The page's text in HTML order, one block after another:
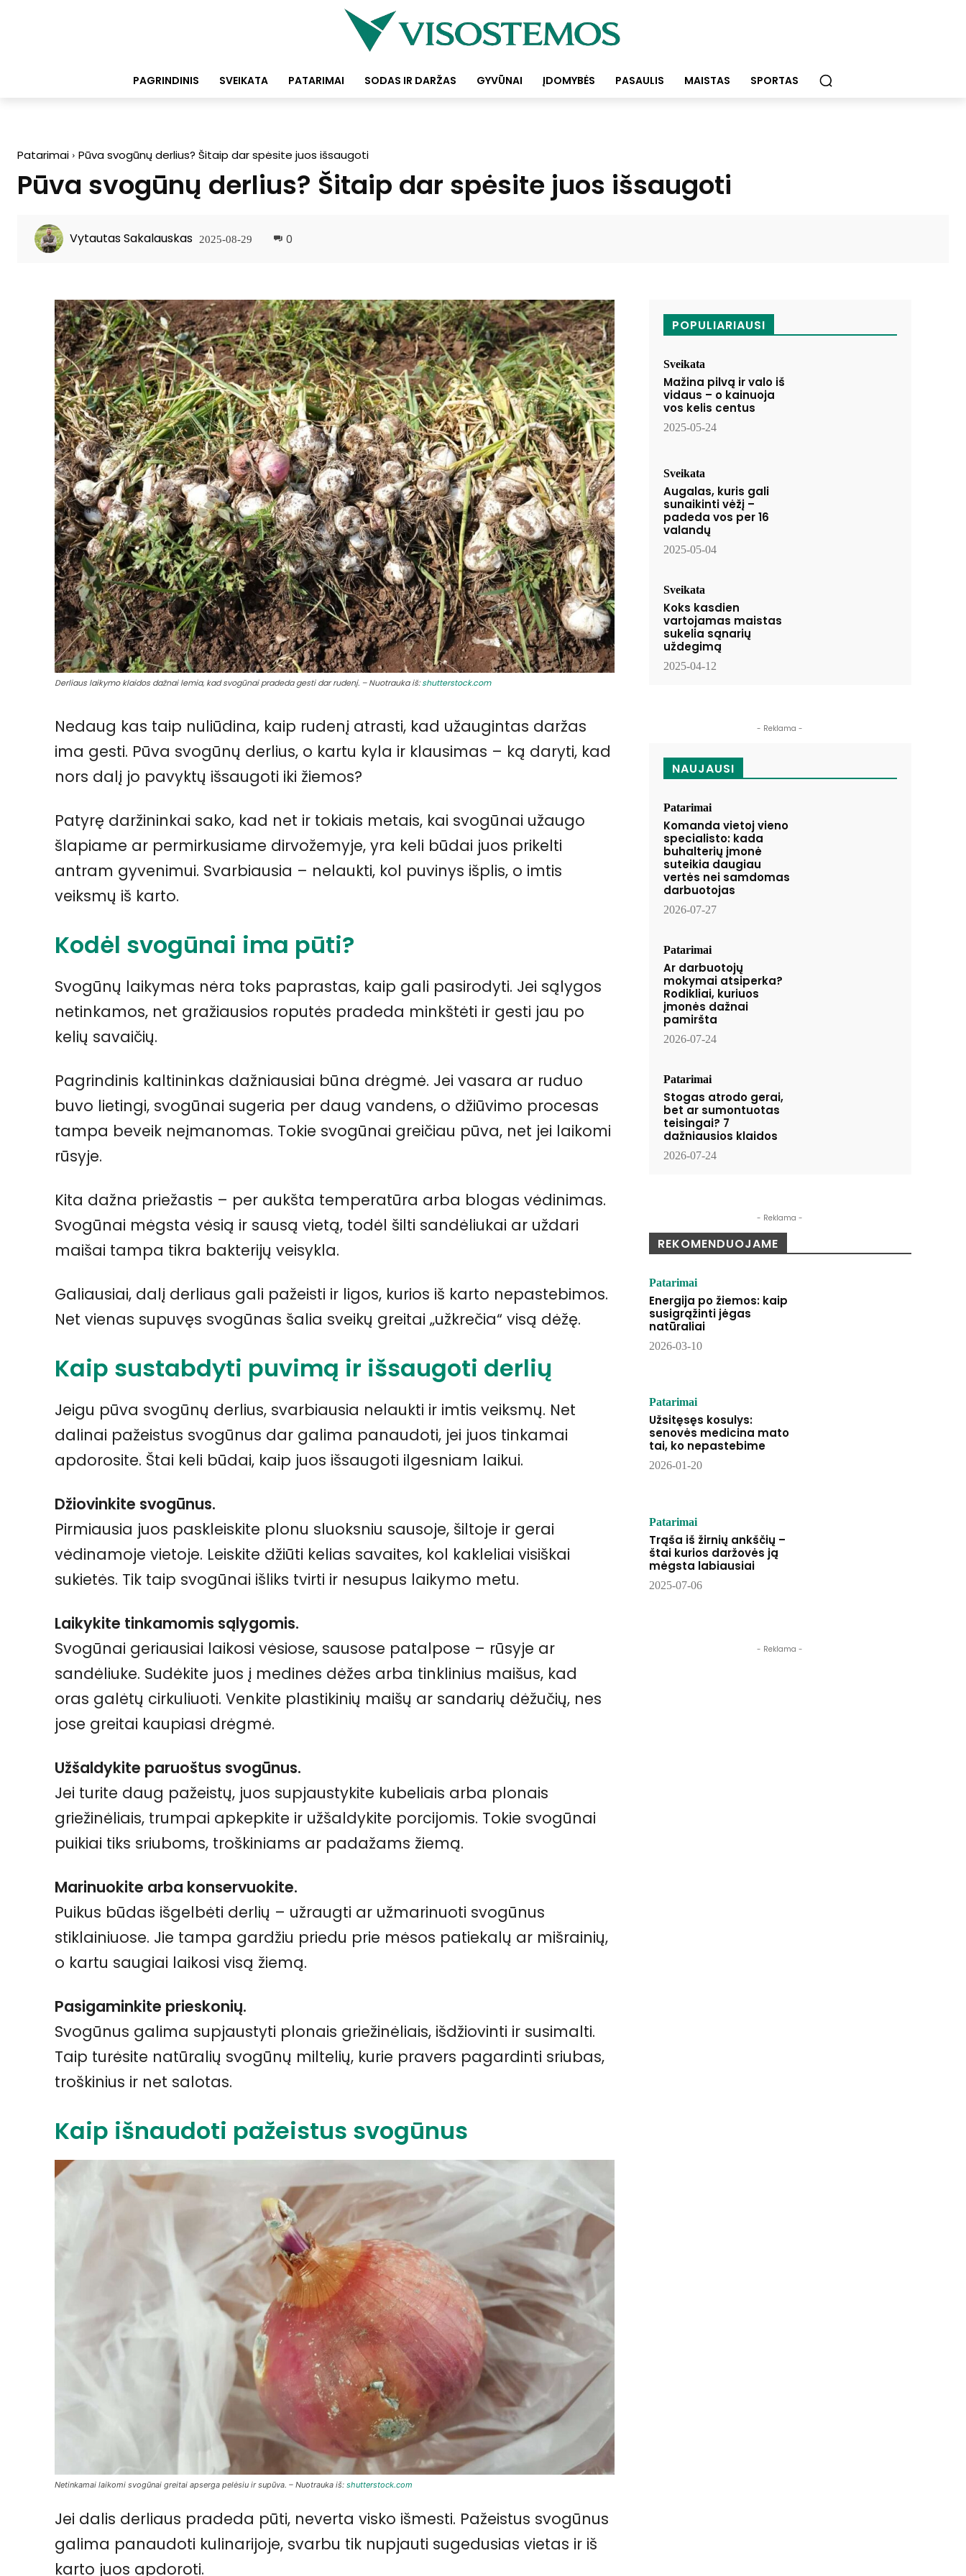
PAGRINDINIS SVEIKATA PATARIMAI SODAS IR DARŽAS GYVŪNAI ĮDOMYBĖS PASAULIS MAISTAS SPORTAS
Patarimai Pūva svogūnų derlius? Šitaip dar spėsite juos išsaugoti
Pūva svogūnų derlius? Šitaip dar spėsite juos išsaugoti
Vytautas Sakalauskas 2025-08-29 0
Derliaus laikymo klaidos dažnai lemia, kad svogūnai pradeda gesti dar rudenį. – Nuotrauka iš:shutterstock.com
Nedaug kas taip nuliūdina, kaip rudenį atrasti, kad užaugintas daržas
ima gesti. Pūva svogūnų derlius, o kartu kyla ir klausimas – ką daryti, kad
nors dalį jo pavyktų išsaugoti iki žiemos?
Patyrę daržininkai sako, kad net ir tokiais metais, kai svogūnai užaugo
šlapiame ar permirkusiame dirvožemyje, yra keli būdai juos prikelti
antram gyvenimui. Svarbiausia – nelaukti, kol puvinys išplis, o imtis
veiksmų iš karto.
Kodėl svogūnai ima pūti?
Svogūnų laikymas nėra toks paprastas, kaip gali pasirodyti. Jei sąlygos
netinkamos, net gražiausios roputės pradeda minkštėti ir gesti jau po
kelių savaičių.
Pagrindinis kaltininkas dažniausiai būna drėgmė. Jei vasara ar ruduo
buvo lietingi, svogūnai sugeria per daug vandens, o džiūvimo procesas
tampa beveik neįmanomas. Tokie svogūnai greičiau pūva, net jei laikomi
rūsyje.
Kita dažna priežastis – per aukšta temperatūra arba blogas vėdinimas.
Svogūnai mėgsta vėsią ir sausą vietą, todėl šilti sandėliukai ar uždari
maišai tampa tikra bakterijų veisykla.
Galiausiai, dalį derliaus gali pažeisti ir ligos, kurios iš karto nepastebimos.
Net vienas supuvęs svogūnas šalia sveikų greitai „užkrečia“ visą dėžę.
Kaip sustabdyti puvimą ir išsaugoti derlių
Jeigu pūva svogūnų derlius, svarbiausia nelaukti ir imtis veiksmų. Net
dalinai pažeistus svogūnus dar galima panaudoti, jei juos tinkamai
apdorosite. Štai keli būdai, kaip juos išsaugoti ilgesniam laikui.
Džiovinkite svogūnus.
Pirmiausia juos paskleiskite plonu sluoksniu sausoje, šiltoje ir gerai
vėdinamoje vietoje. Leiskite džiūti kelias savaites, kol kakleliai visiškai
sukietės. Tik taip svogūnai išliks tvirti ir nesupus laikymo metu.
Laikykite tinkamomis sąlygomis.
Svogūnai geriausiai laikosi vėsiose, sausose patalpose – rūsyje ar
sandėliuke. Sudėkite juos į medines dėžes arba tinklinius maišus, kad
oras galėtų cirkuliuoti. Venkite plastikinių maišų ar sandarių dėžučių, nes
jose greitai kaupiasi drėgmė.
Užšaldykite paruoštus svogūnus.
Jei turite daug pažeistų, juos supjaustykite kubeliais arba plonais
griežinėliais, trumpai apkepkite ir užšaldykite porcijomis. Tokie svogūnai
puikiai tiks sriuboms, troškiniams ar padažams žiemą.
Marinuokite arba konservuokite.
Puikus būdas išgelbėti derlių – užraugti ar užmarinuoti svogūnus
stiklainiuose. Jie tampa gardžiu priedu prie mėsos patiekalų ar mišrainių,
o kartu saugiai laikosi visą žiemą.
Pasigaminkite prieskonių.
Svogūnus galima supjaustyti plonais griežinėliais, išdžiovinti ir susimalti.
Taip turėsite natūralių svogūnų miltelių, kurie pravers pagardinti sriubas,
troškinius ir net salotas.
Kaip išnaudoti pažeistus svogūnus
Netinkamai laikomi svogūnai greitai apserga pelėsiu ir supūva. – Nuotrauka iš: shutterstock.com
Jei dalis derliaus pradeda pūti, neverta visko išmesti. Pažeistus svogūnus
galima panaudoti kulinarijoje, svarbu tik nupjauti sugedusias vietas ir iš
karto juos apdoroti.
POPULIARIAUSI
Sveikata
Mažina pilvą ir valo iš
vidaus – o kainuoja
vos kelis centus
2025-05-24
Sveikata
Augalas, kuris gali
sunaikinti vėžį –
padeda vos per 16
valandų
2025-05-04
Sveikata
Koks kasdien
vartojamas maistas
sukelia sąnarių
uždegimą
2025-04-12
- Reklama -
NAUJAUSI
Patarimai
Komanda vietoj vieno
specialisto: kada
buhalterių įmonė
suteikia daugiau
vertės nei samdomas
darbuotojas
2026-07-27
Patarimai
Ar darbuotojų
mokymai atsiperka?
Rodikliai, kuriuos
įmonės dažnai
pamiršta
2026-07-24
Patarimai
Stogas atrodo gerai,
bet ar sumontuotas
teisingai? 7
dažniausios klaidos
2026-07-24
- Reklama -
REKOMENDUOJAME
Patarimai
Energija po žiemos: kaip
susigrąžinti jėgas
natūraliai
2026-03-10
Patarimai
Užsitęsęs kosulys:
senovės medicina mato
tai, ko nepastebime
2026-01-20
Patarimai
Trąša iš žirnių ankščių –
štai kurios daržovės ją
mėgsta labiausiai
2025-07-06
- Reklama -